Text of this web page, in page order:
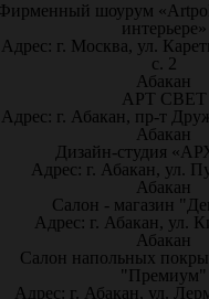
шоурум
интерьере»
Адрес: г. Москва, ул.
с. 2
Абакан
АРТ СВЕТ
Адрес: г. Абакан, пр-т
Абакан
Дизайн-студия
Адрес: г. Абакан, ул.
Абакан
Салон - магазин
Адрес: г. Абакан, ул.
Абакан
Салон напольных
"Премиум"
Адрес: г. Абакан, ул.